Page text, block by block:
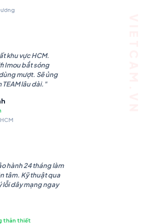
khu vực HCM.
Imou bắt sóng
mượt. Sẽ ủng
TEAM lâu dài."
hành 24 tháng làm
tâm. Kỹ thuật qua
lỗi dây mạng ngay
thân thiết